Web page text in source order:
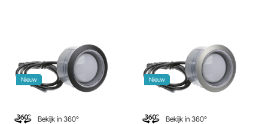
Bekijk in 360°
Nieuw
Bekijk in 360°
Nieuw